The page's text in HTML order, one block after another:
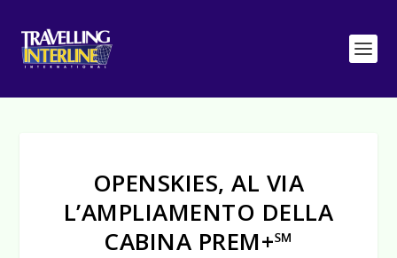
OPENSKIES, AL VIA
L’AMPLIAMENTO DELLA
CABINA PREM+℠